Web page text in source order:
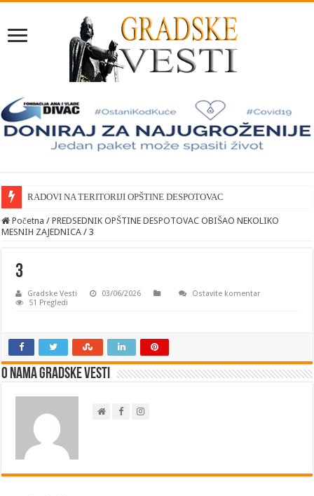
RADOVI NA TERITORIJI OPŠTINE DESPOTOVAC
Početna / PREDSEDNIK OPŠTINE DESPOTOVAC OBIŠAO NEKOLIKO
MESNIH ZAJEDNICA / 3
3
Gradske Vesti 03/06/2026
Ostavite komentar
51 Pregledi
O nama Gradske Vesti